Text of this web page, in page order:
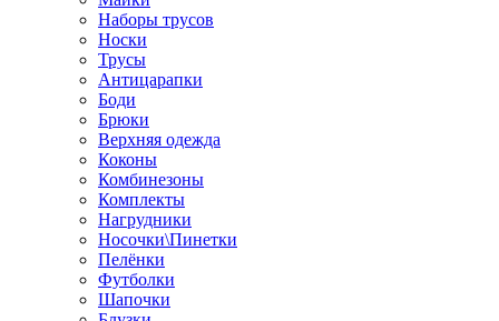
Наборы трусов
Носки
Трусы
Антицарапки
Боди
Брюки
Верхняя одежда
Коконы
Комбинезоны
Комплекты
Нагрудники
Носочки\Пинетки
Пелёнки
Футболки
Шапочки